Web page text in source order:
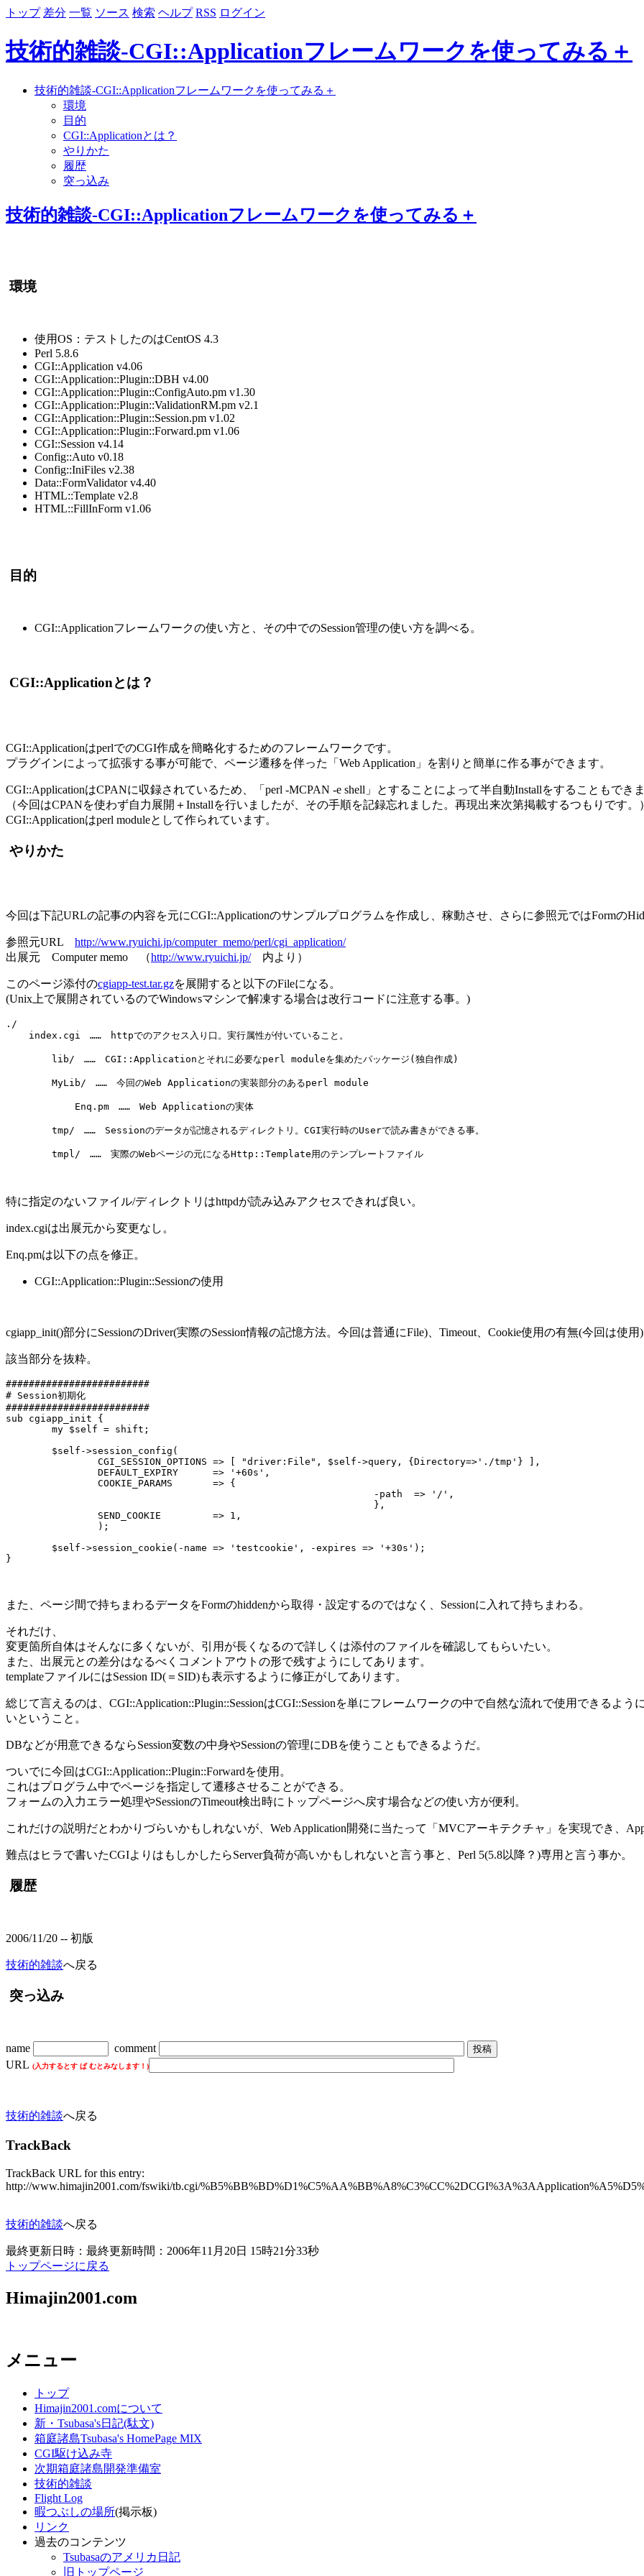
トップ 差分 一覧 ソース 検索 ヘルプ RSS ログイン
技術的雑談-CGI::Applicationフレームワークを使ってみる＋
技術的雑談-CGI::Applicationフレームワークを使ってみる＋
環境
目的
CGI::Applicationとは？
やりかた
履歴
突っ込み
技術的雑談-CGI::Applicationフレームワークを使ってみる＋
環境
使用OS：テストしたのはCentOS 4.3
Perl 5.8.6
CGI::Application v4.06
CGI::Application::Plugin::DBH v4.00
CGI::Application::Plugin::ConfigAuto.pm v1.30
CGI::Application::Plugin::ValidationRM.pm v2.1
CGI::Application::Plugin::Session.pm v1.02
CGI::Application::Plugin::Forward.pm v1.06
CGI::Session v4.14
Config::Auto v0.18
Config::IniFiles v2.38
Data::FormValidator v4.40
HTML::Template v2.8
HTML::FillInForm v1.06
目的
CGI::Applicationフレームワークの使い方と、その中でのSession管理の使い方を調べる。
CGI::Applicationとは？
CGI::ApplicationはperlでのCGI作成を簡略化するためのフレームワークです。
プラグインによって拡張する事が可能で、ページ遷移を伴った「Web Application」を割りと簡単に作る事ができます。
CGI::ApplicationはCPANに収録されているため、「perl -MCPAN -e shell」とすることによって半自動Installをすることもできま
（今回はCPANを使わず自力展開＋Installを行いましたが、その手順を記録忘れました。再現出来次第掲載するつもりです。）
CGI::Applicationはperl moduleとして作られています。
やりかた
今回は下記URLの記事の内容を元にCGI::Applicationのサンプルプログラムを作成し、稼動させ、さらに参照元ではFormの
参照元URL http://www.ryuichi.jp/computer_memo/perl/cgi_application/
出展元 Computer memo （http://www.ryuichi.jp/内より）
このページ添付のcgiapp-test.tar.gzを展開すると以下のFileになる。
(Unix上で展開されているのでWindowsマシンで解凍する場合は改行コードに注意する事。)
./
    index.cgi　……　httpでのアクセス入り口。実行属性が付いていること。
        lib/　……　CGI::Applicationとそれに必要なperl moduleを集めたパッケージ(独自作成)
        MyLib/　……　今回のWeb Applicationの実装部分のあるperl module
            Enq.pm　……　Web Applicationの実体
        tmp/　……　Sessionのデータが記憶されるディレクトリ。CGI実行時のUserで読み書きができる事。
特に指定のないファイル/ディレクトリはhttpdが読み込みアクセスできれば良い。
index.cgiは出展元から変更なし。
Enq.pmは以下の点を修正。
CGI::Application::Plugin::Sessionの使用
cgiapp_init()部分にSessionのDriver(実際のSession情報の記憶方法。今回は普通にFile)、Timeout、Cookie使用の有無(今回は使
該当部分を抜粋。
#########################
# Session初期化
#########################
sub cgiapp_init {
また、ページ間で持ちまわるデータをFormのhiddenから取得・設定するのではなく、Sessionに入れて持ちまわる。
それだけ、
変更箇所自体はそんなに多くないが、引用が長くなるので詳しくは添付のファイルを確認してもらいたい。
また、出展元との差分はなるべくコメントアウトの形で残すようにしてあります。
templateファイルにはSession ID(＝SID)も表示するように修正がしてあります。
総じて言えるのは、CGI::Application::Plugin::SessionはCGI::Sessionを単にフレームワークの中で自然な流れで使用できるよ
いということ。
DBなどが用意できるならSession変数の中身やSessionの管理にDBを使うこともできるようだ。
ついでに今回はCGI::Application::Plugin::Forwardを使用。
これはプログラム中でページを指定して遷移させることができる。
フォームの入力エラー処理やSessionのTimeout検出時にトップページへ戻す場合などの使い方が便利。
これだけの説明だとわかりづらいかもしれないが、Web Application開発に当たって「MVCアーキテクチャ」を実現でき、
難点はヒラで書いたCGIよりはもしかしたらServer負荷が高いかもしれないと言う事と、Perl 5(5.8以降？)専用と言う事か。
履歴
2006/11/20 -- 初版
技術的雑談へ戻る
突っ込み
name
comment
URL (入力するとす ぱ むとみなします！)
技術的雑談へ戻る
TrackBack
TrackBack URL for this entry:
http://www.himajin2001.com/fswiki/tb.cgi/
技術的雑談へ戻る
最終更新日時：最終更新時間：2006年11月20日 15時21分33秒
トップページに戻る
Himajin2001.com
メニュー
トップ
Himajin2001.comについて
新・Tsubasa's日記(駄文)
箱庭諸島Tsubasa's HomePage MIX
CGI駆け込み寺
次期箱庭諸島開発準備室
技術的雑談
Flight Log
暇つぶしの場所(掲示板)
リンク
過去のコンテンツ
Tsubasaのアメリカ日記
旧トップページ